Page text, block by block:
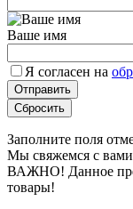
Ваше имя
Я согласен на
Заполните поля
Мы свяжемся с
ВАЖНО! Данное
товары!